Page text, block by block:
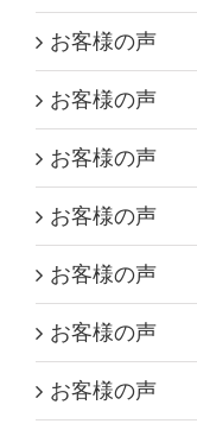
お客様の声
お客様の声
お客様の声
お客様の声
お客様の声
お客様の声
お客様の声